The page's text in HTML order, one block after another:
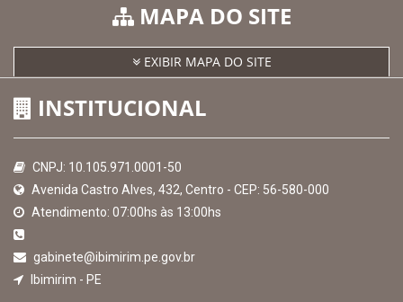
MAPA DO SITE
EXIBIR MAPA DO SITE
INSTITUCIONAL
CNPJ: 10.105.971.0001-50
Avenida Castro Alves, 432, Centro - CEP: 56-580-000
Atendimento: 07:00hs às 13:00hs
gabinete@ibimirim.pe.gov.br
Ibimirim - PE